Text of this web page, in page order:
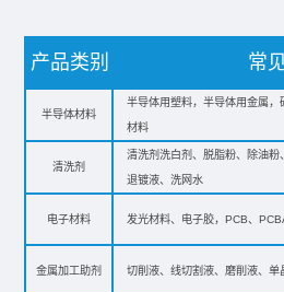
产品类别 常
半导体材料
半导体用塑料，半导体用金属
材料
清洗剂
清洗剂洗白剂、脱脂粉、除油粉
退镀液、洗网水
电子材料 发光材料、电子胶，PCB、
金属加工助剂 切削液、线切割液、磨削液、